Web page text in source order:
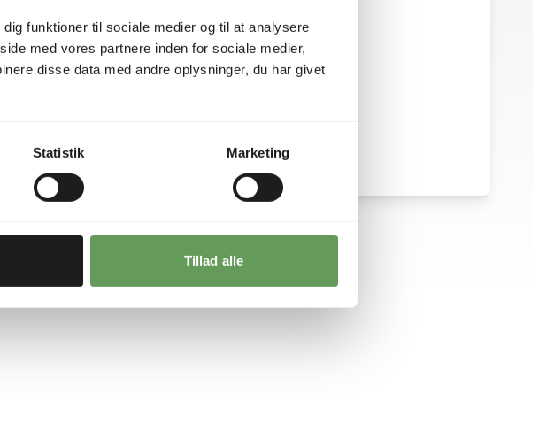
funktioner til sociale medier og til at analysere
med vores partnere inden for sociale medier,
disse data med andre oplysninger, du har givet
Statistik Marketing
Tillad alle